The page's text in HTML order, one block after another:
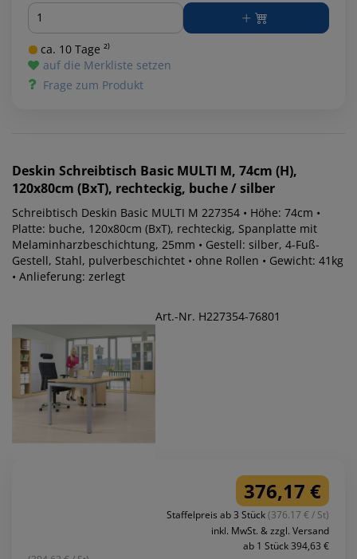
Menge
ca. 10 Tage ²⁾
auf die Merkliste setzen
Frage zum Produkt
Deskin Schreibtisch Basic MULTI M, 74cm (H),
120x80cm (BxT), rechteckig, buche / silber
Schreibtisch Deskin Basic MULTI M 227354 • Höhe: 74cm •
Platte: buche, 120x80cm (BxT), rechteckig, Spanplatte mit
Melaminharzbeschichtung, 25mm • Gestell: silber, 4-Fuß-
Gestell, Stahl, pulverbeschichtet • ohne Rollen • Gewicht: 41kg
• Anlieferung: zerlegt
Art.-Nr. H227354-76801
376,17 €
Staffelpreis ab 3 Stück(376.17 € / St)
inkl. MwSt. & zzgl. Versand
ab 1 Stück 394,63 €